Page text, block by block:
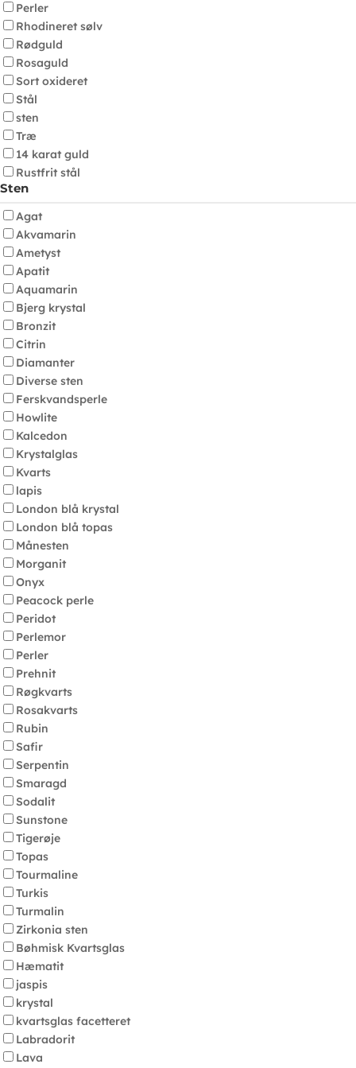
Perler
Rhodineret sølv
Rødguld
Rosaguld
Sort oxideret
Stål
sten
Træ
14 karat guld
Rustfrit stål
Sten
Agat
Akvamarin
Ametyst
Apatit
Aquamarin
Bjerg krystal
Bronzit
Citrin
Diamanter
Diverse sten
Ferskvandsperle
Howlite
Kalcedon
Krystalglas
Kvarts
lapis
London blå krystal
London blå topas
Månesten
Morganit
Onyx
Peacock perle
Peridot
Perlemor
Perler
Prehnit
Røgkvarts
Rosakvarts
Rubin
Safir
Serpentin
Smaragd
Sodalit
Sunstone
Tigerøje
Topas
Tourmaline
Turkis
Turmalin
Zirkonia sten
Bøhmisk Kvartsglas
Hæmatit
jaspis
krystal
kvartsglas facetteret
Labradorit
Lava